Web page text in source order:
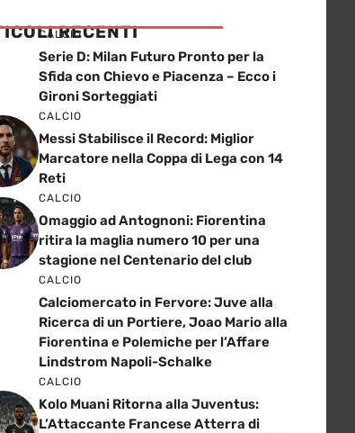
RECENTI
CALCIO
Serie D: Milan Futuro Pronto per la
Sfida con Chievo e Piacenza – Ecco i
Gironi Sorteggiati
CALCIO
Messi Stabilisce il Record: Miglior
Marcatore nella Coppa di Lega con 14
Reti
CALCIO
Omaggio ad Antognoni: Fiorentina
ritira la maglia numero 10 per una
stagione nel Centenario del club
CALCIO
Calciomercato in Fervore: Juve alla
Ricerca di un Portiere, Joao Mario alla
Fiorentina e Polemiche per l’Affare
Lindstrom Napoli-Schalke
CALCIO
Kolo Muani Ritorna alla Juventus:
L’Attaccante Francese Atterra di